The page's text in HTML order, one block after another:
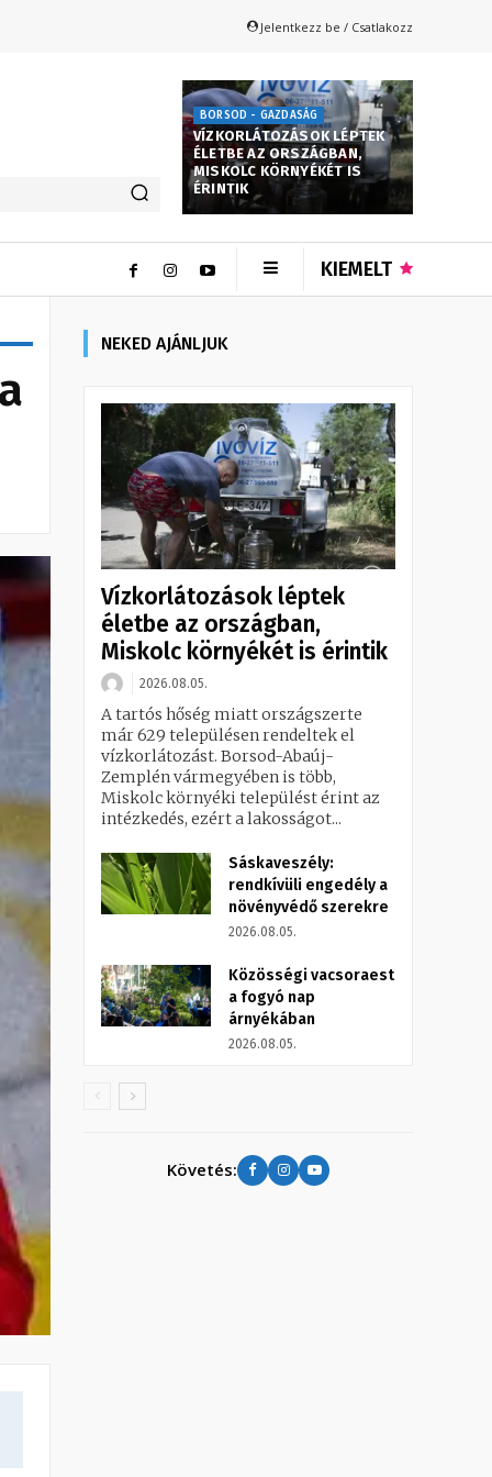
Jelentkezz be / Csatlakozz
BORSOD - GAZDASÁG
VÍZKORLÁTOZÁSOK LÉPTEK
ÉLETBE AZ ORSZÁGBAN,
MISKOLC KÖRNYÉKÉT IS
ÉRINTIK
KIEMELT
NEKED AJÁNLJUK
Vízkorlátozások léptek
életbe az országban,
Miskolc környékét is érintik
2026.08.05.
A tartós hőség miatt országszerte
már 629 településen rendeltek el
vízkorlátozást. Borsod-Abaúj-
Zemplén vármegyében is több,
Miskolc környéki települést érint az
intézkedés, ezért a lakosságot...
Sáskaveszély:
rendkívüli engedély a
növényvédő szerekre
2026.08.05.
Közösségi vacsoraest
a fogyó nap
árnyékában
2026.08.05.
Követés: